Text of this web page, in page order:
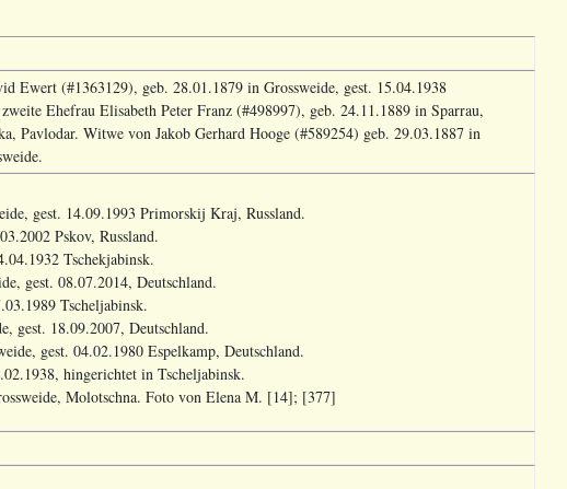
Ewert (#1363129), geb. 28.01.1879 in Grossweide, gest. 15.04.1938
Ehefrau Elisabeth Peter Franz (#498997), geb. 24.11.1889 in Sparrau,
Pavlodar. Witwe von Jakob Gerhard Hooge (#589254) geb. 29.03.1887 in
gest. 14.09.1993 Primorskij Kraj, Russland.
Pskov, Russland.
Tschekjabinsk.
gest. 08.07.2014, Deutschland.
Tscheljabinsk.
gest. 18.09.2007, Deutschland.
gest. 04.02.1980 Espelkamp, Deutschland.
hingerichtet in Tscheljabinsk.
Molotschna. Foto von Elena M. [14]; [377]